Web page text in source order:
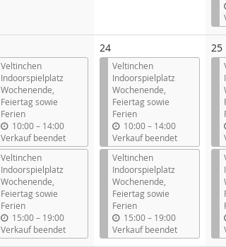
Veltinchen
Indoorspielplatz
Wochenende,
Feiertag sowie
Ferien
10:00–b
i
s
14:00
Verkauf beendet
Veltinchen
Indoorspielplatz
Wochenende,
Feiertag sowie
Ferien
15:00–b
i
s
19:00
Verkauf beendet
24
Veltinchen
Indoorspielplatz
Wochenende,
Feiertag sowie
Ferien
10:00–b
i
s
14:00
Verkauf beendet
Veltinchen
Indoorspielplatz
Wochenende,
Feiertag sowie
Ferien
15:00–b
i
s
19:00
Verkauf beendet
25